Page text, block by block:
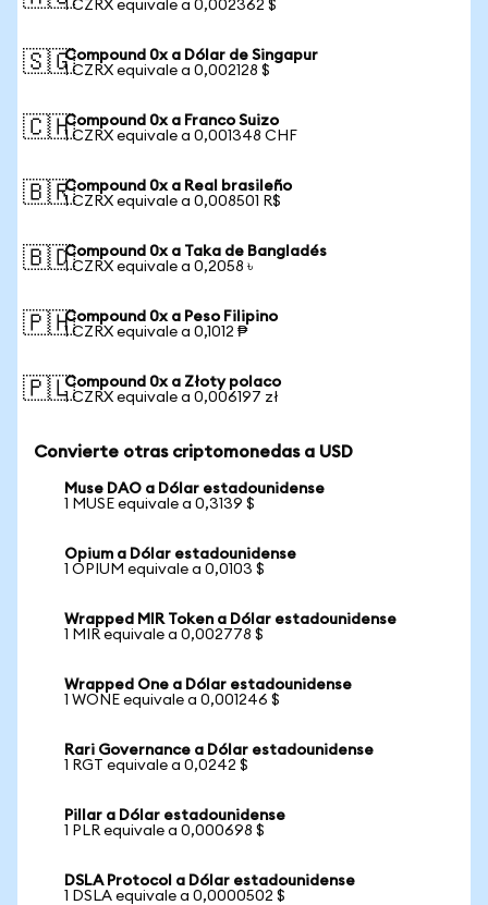
1 CZRX equivale a 0,002362 $
🇸🇬Compound 0x a Dólar de Singapur
1 CZRX equivale a 0,002128 $
🇨🇭Compound 0x a Franco Suizo
1 CZRX equivale a 0,001348 CHF
🇧🇷Compound 0x a Real brasileño
1 CZRX equivale a 0,008501 R$
🇧🇩Compound 0x a Taka de Bangladés
1 CZRX equivale a 0,2058 ৳
🇵🇭Compound 0x a Peso Filipino
1 CZRX equivale a 0,1012 ₱
🇵🇱Compound 0x a Złoty polaco
1 CZRX equivale a 0,006197 zł
Convierte otras criptomonedas a USD
Muse DAO a Dólar estadounidense
1 MUSE equivale a 0,3139 $
Opium a Dólar estadounidense
1 OPIUM equivale a 0,0103 $
Wrapped MIR Token a Dólar estadounidense
1 MIR equivale a 0,002778 $
Wrapped One a Dólar estadounidense
1 WONE equivale a 0,001246 $
Rari Governance a Dólar estadounidense
1 RGT equivale a 0,0242 $
Pillar a Dólar estadounidense
1 PLR equivale a 0,000698 $
DSLA Protocol a Dólar estadounidense
1 DSLA equivale a 0,0000502 $